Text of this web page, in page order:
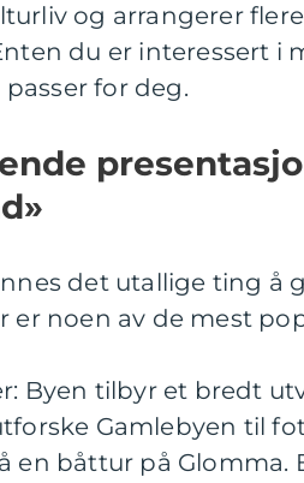
og arrangerer
du er interessert i
for deg.
det utallige ting å
er noen av de mest
Byen tilbyr et bredt
Gamlebyen til
en båttur på Glomma.